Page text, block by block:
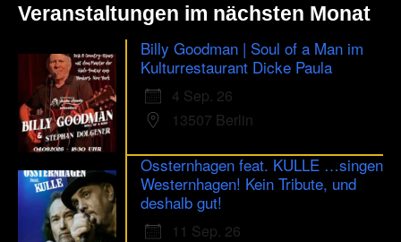
Veranstaltungen im nächsten Monat
Billy Goodman | Soul of a Man im
Kulturrestaurant Dicke Paula
4 Sep. 26
13507 Berlin
Ossternhagen feat. KULLE …singen
Westernhagen! Kein Tribute, und
deshalb gut!
11 Sep. 26